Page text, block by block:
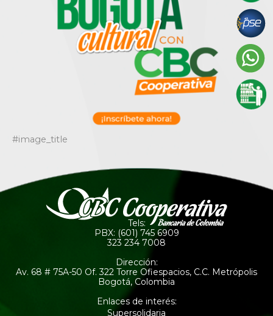
#image_title
Tels:
PBX: (601) 745 6909
323 234 7008
Dirección:
Av. 68 # 75A-50 Of. 322 Torre Ofiespacios, C.C. Metrópolis
Bogotá, Colombia
Enlaces de interés:
Supersolidaria